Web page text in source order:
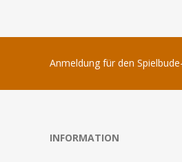
Anmeldung für den
INFORMATION